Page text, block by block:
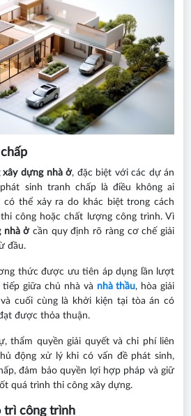
xây dựng nhà ở, đặc biệt với các dự án
sinh tranh chấp là điều không ai
có thể xảy ra do khác biệt trong cách
công hoặc chất lượng công trình. Vì
nhà ởcần quy định rõ ràng cơ chế giải
đầu.
thức được ưu tiên áp dụng lần lượt
giữa chủ nhà và nhà thầu, hòa giải
cuối cùng là khởi kiện tại tòa án có
được thỏa thuận.
thẩm quyền giải quyết và chi phí liên
động xử lý khi có vấn đề phát sinh,
đảm bảo quyền lợi hợp pháp và giữ
quá trình thi công xây dựng.
trì công trình